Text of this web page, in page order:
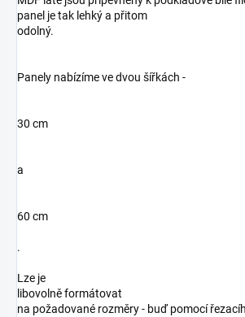
panel je tak lehký a přitom
odolný.
Panely nabízíme ve dvou šířkách -
30 cm
a
60 cm
.
Lze je
libovolně formátovat
na požadované rozměry - buď pomocí